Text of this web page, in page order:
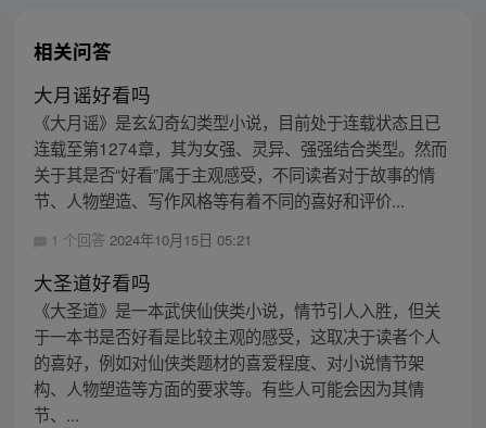
相关问答
大月谣好看吗
《大月谣》是玄幻奇幻类型小说，目前处于连载状态且已
连载至第1274章，其为女强、灵异、强强结合类型。然而
关于其是否“好看”属于主观感受，不同读者对于故事的情
节、人物塑造、写作风格等有着不同的喜好和评价...
1 个回答 2024年10月15日 05:21
大圣道好看吗
《大圣道》是一本武侠仙侠类小说，情节引人入胜，但关
于一本书是否好看是比较主观的感受，这取决于读者个人
的喜好，例如对仙侠类题材的喜爱程度、对小说情节架
构、人物塑造等方面的要求等。有些人可能会因为其情
节、...